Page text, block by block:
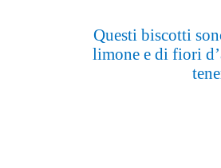
Questi biscotti
limone e di fiori